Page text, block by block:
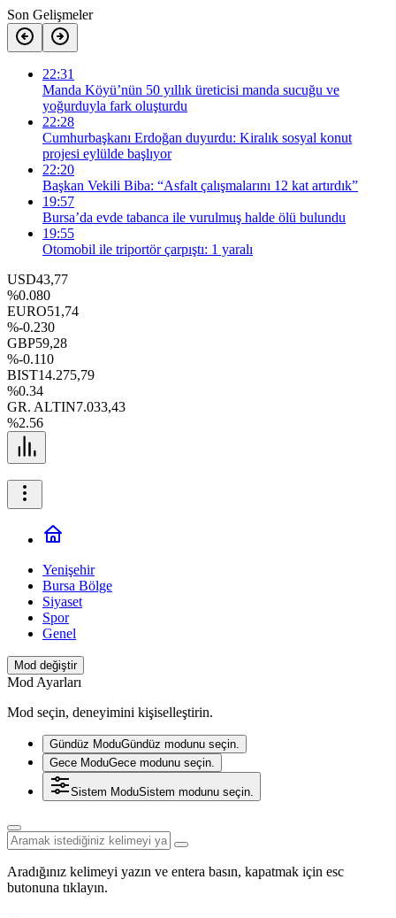
Son Gelişmeler
22:31
Manda Köyü’nün 50 yıllık üreticisi manda sucuğu ve
yoğurduyla fark oluşturdu
22:28
Cumhurbaşkanı Erdoğan duyurdu: Kiralık sosyal konut
projesi eylülde başlıyor
22:20
Başkan Vekili Biba: “Asfalt çalışmalarını 12 kat artırdık”
19:57
Bursa’da evde tabanca ile vurulmuş halde ölü bulundu
19:55
Otomobil ile triportör çarpıştı: 1 yaralı
USD43,77
%0.080
EURO51,74
%-0.230
GBP59,28
%-0.110
BIST14.275,79
%0.34
GR. ALTIN7.033,43
%2.56
Yenişehir
Bursa Bölge
Siyaset
Spor
Genel
Mod değiştir
Mod Ayarları
Mod seçin, deneyimini kişiselleştirin.
Gündüz ModuGündüz modunu seçin.
Gece ModuGece modunu seçin.
Sistem ModuSistem modunu seçin.
Aradığınız kelimeyi yazın ve entera basın, kapatmak için esc
butonuna tıklayın.